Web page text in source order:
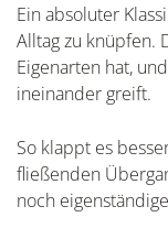
Ein absoluter
Alltag zu knüpfen.
Eigenarten hat,
ineinander greift.
So klappt es
fließenden
noch